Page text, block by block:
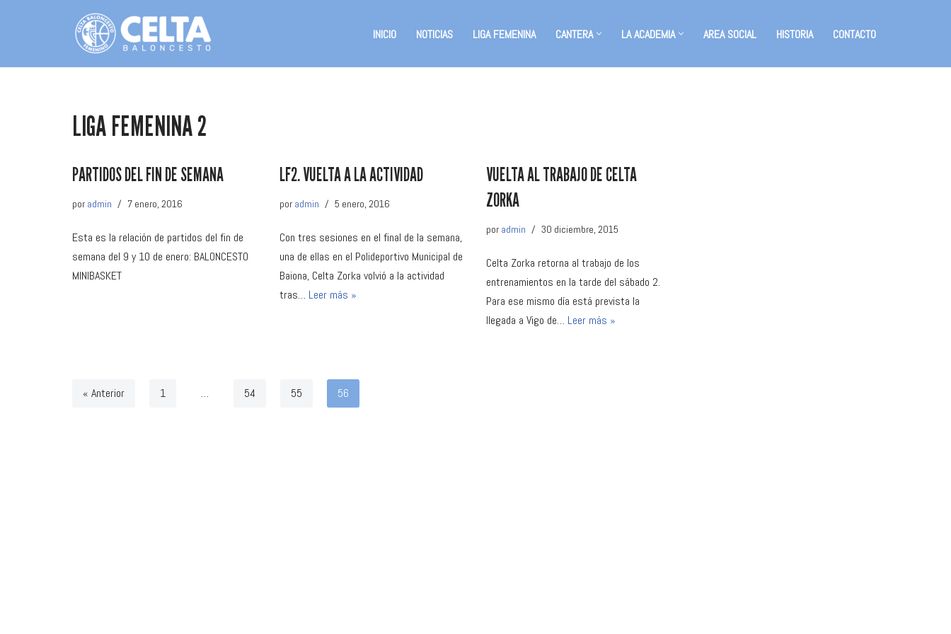
INICIO NOTICIAS LIGA FEMENINA CANTERA LA ACADEMIA AREA SOCIAL HISTORIA CONTACTO
LIGA FEMENINA 2
PARTIDOS DEL FIN DE SEMANA
por admin 7 enero, 2016
Esta es la relación de partidos del fin de
semana del 9 y 10 de enero: BALONCESTO
MINIBASKET
LF2. VUELTA A LA ACTIVIDAD
por admin 5 enero, 2016
Con tres sesiones en el final de la semana,
una de ellas en el Polideportivo Municipal de
Baiona, Celta Zorka volvió a la actividad
tras… Leer más »
VUELTA AL TRABAJO DE CELTA
ZORKA
por admin 30 diciembre, 2015
Celta Zorka retorna al trabajo de los
entrenamientos en la tarde del sábado 2.
Para ese mismo día está prevista la
llegada a Vigo de… Leer más »
« Anterior 1 … 54 55 56